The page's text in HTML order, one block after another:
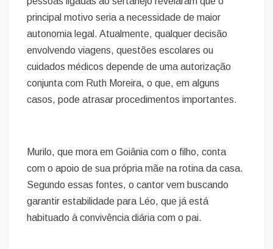
principal motivo seria a necessidade de maior
autonomia legal. Atualmente, qualquer decisão
envolvendo viagens, questões escolares ou
cuidados médicos depende de uma autorização
conjunta com Ruth Moreira, o que, em alguns
casos, pode atrasar procedimentos importantes.
Murilo, que mora em Goiânia com o filho, conta
com o apoio de sua própria mãe na rotina da casa.
Segundo essas fontes, o cantor vem buscando
garantir estabilidade para Léo, que já está
habituado à convivência diária com o pai.